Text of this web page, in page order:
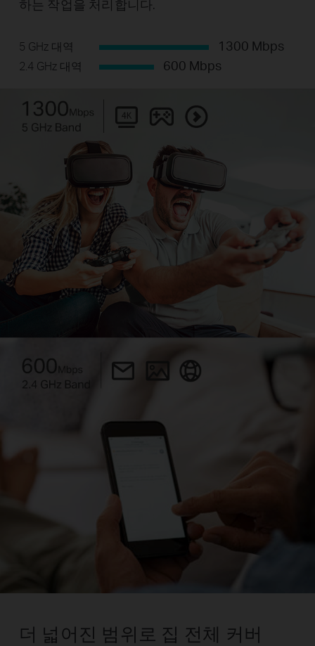
하는 작업을 처리합니다.
5 GHz 대역 1300 Mbps
2.4 GHz 대역 600 Mbps
더 넓어진 범위로 집 전체 커버